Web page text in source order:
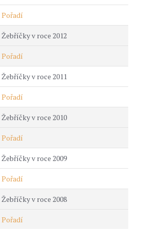
Pořadí
Žebříčky v roce 2012
Pořadí
Žebříčky v roce 2011
Pořadí
Žebříčky v roce 2010
Pořadí
Žebříčky v roce 2009
Pořadí
Žebříčky v roce 2008
Pořadí